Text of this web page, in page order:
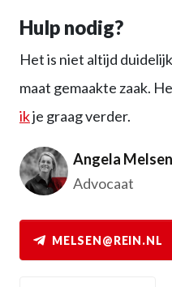
Hulp nodig?
Het is niet altijd
maat gemaakte zaak.
ikje graag verder.
Angela Melsen
Advocaat
MELSEN@REIN.NL